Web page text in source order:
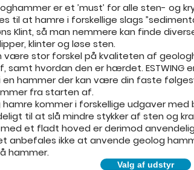
er et ’must’ for alle sten- og
til at hamre i forskellige slags
Klint, så man nemmere kan finde
klinter og løse sten.
være stor forskel på kvaliteten af
samt hvordan den er hærdet.
en hammer der kan være din faste
fra starten af.
hamre kommer i forskellige udgaver
til at slå mindre stykker af sten og
et fladt hoved er derimod
anbefales ikke at anvende geolog
hammer.
Valg af udstyr